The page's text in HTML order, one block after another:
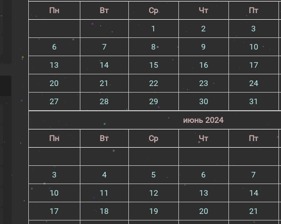
Пн
Вт Ср Чт Пт
1
2 3
6
7 8 9 10
13
14 15 16 17
20
21 22 23 24
27
28 29 30
31
июнь 2024
Пн
Вт Ср Чт Пт
3
4 5 6 7
10
11 12 13 14
17
18 19 20 21